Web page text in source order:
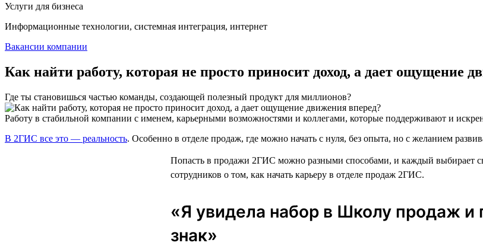
Услуги для бизнеса
Информационные технологии, системная интеграция, интернет
Вакансии компании
Как найти работу, которая не просто приносит доход, а дает ощущение
Где ты становишься частью команды, создающей полезный продукт для миллионов?
Работу в стабильной компании с именем, карьерными возможностями и коллегами, которые поддерживают и
В 2ГИС все это — реальность. Особенно в отделе продаж, где можно начать с нуля, без опыта, но с желанием
Попасть в продажи 2ГИС можно разными способами, и каждый выбирает
сотрудников о том, как начать карьеру в отделе продаж 2ГИС.
«Я увидела набор в Школу продаж и
знак»